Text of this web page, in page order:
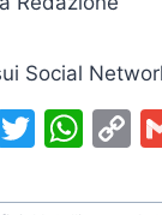
Social
T
itt
W
at
C
p